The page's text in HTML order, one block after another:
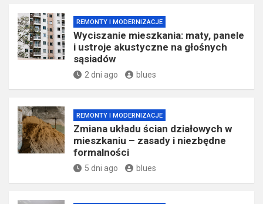
REMONTY I MODERNIZACJE
Wyciszanie mieszkania: maty, panele
i ustroje akustyczne na głośnych
sąsiadów
2 dni ago blues
REMONTY I MODERNIZACJE
Zmiana układu ścian działowych w
mieszkaniu – zasady i niezbędne
formalności
5 dni ago blues